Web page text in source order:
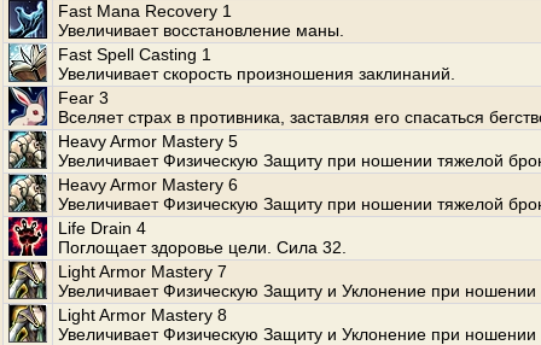
Fast Mana Recovery 1
Увеличивает восстановление маны.
Fast Spell Casting 1
Увеличивает скорость произношения заклинаний.
Fear 3
Вселяет страх в противника, заставляя его спасаться
Heavy Armor Mastery 5
Увеличивает Физическую Защиту при ношении тяжелой
Heavy Armor Mastery 6
Увеличивает Физическую Защиту при ношении тяжелой
Life Drain 4
Поглощает здоровье цели. Сила 32.
Light Armor Mastery 7
Увеличивает Физическую Защиту и Уклонение при ношении
Light Armor Mastery 8
Увеличивает Физическую Защиту и Уклонение при ношении